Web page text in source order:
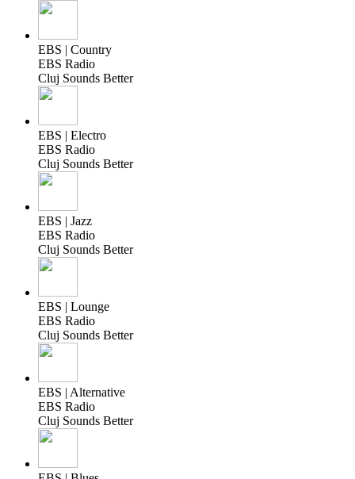
EBS | Country
EBS Radio
Cluj Sounds Better
EBS | Electro
EBS Radio
Cluj Sounds Better
EBS | Jazz
EBS Radio
Cluj Sounds Better
EBS | Lounge
EBS Radio
Cluj Sounds Better
EBS | Alternative
EBS Radio
Cluj Sounds Better